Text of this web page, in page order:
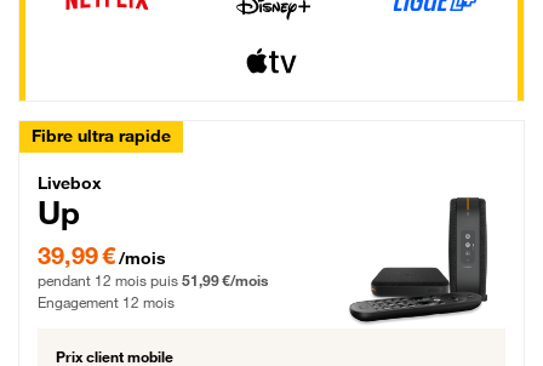
Fibre ultra rapide
Livebox Up Fibre
Livebox
Up
39,99 € par mois pendant 12 mois puis 51,99 € par mois, Engagement 12 mois
39,99 €/mois
pendant 12 mois puis 51,99 €/mois
Engagement 12 mois
Prix client mobile